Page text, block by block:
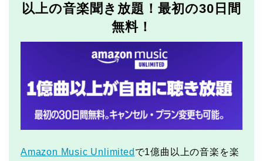
以上の音楽聞き放題！最初の30日間
無料！
Amazon Music Unlimited で1億曲以上の音楽を楽